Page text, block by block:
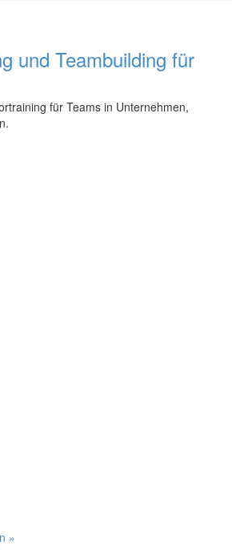
und Teambuilding für
für Teams in Unternehmen,
»